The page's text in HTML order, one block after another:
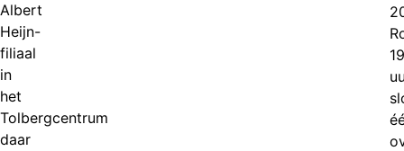
Albert
Heijn-
filiaal
in
het
Tolbergcentrum
daar